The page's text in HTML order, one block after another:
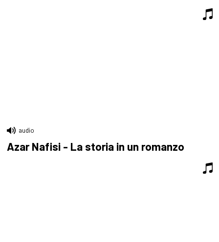
audio
Azar Nafisi - La storia in un romanzo